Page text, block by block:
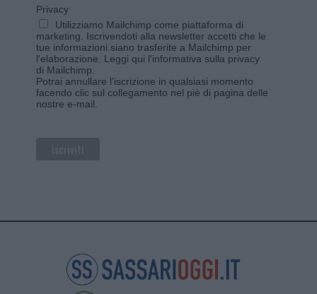
Privacy
Utilizziamo Mailchimp come piattaforma di
marketing. Iscrivendoti alla newsletter accetti che le
tue informazioni siano trasferite a Mailchimp per
l'elaborazione. Leggi qui l'informativa sulla privacy
di Mailchimp
Potrai annullare l'iscrizione in qualsiasi momento
facendo clic sul collegamento nel piè di pagina delle
nostre e-mail.